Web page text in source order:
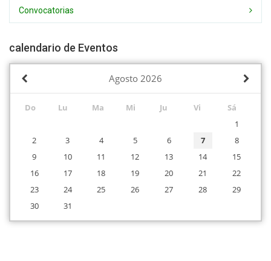
Convocatorias
calendario de Eventos
Agosto 2026
Do Lu Ma Mi Ju Vi
Sá
1
2
3 4 5 6 7
8
9
10 11 12 13 14
15
16
17 18 19 20 21
22
23
24 25 26 27 28
29
30
31